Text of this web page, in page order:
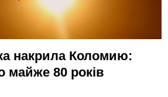
накрила Коломию:
майже 80 років